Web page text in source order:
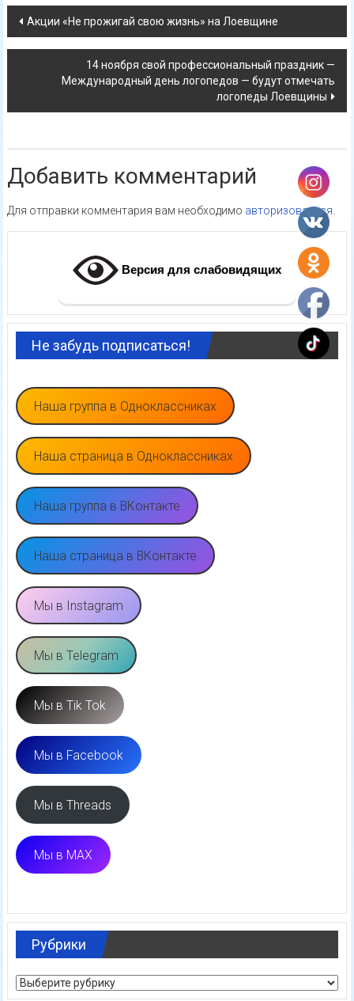
Навигация
по
записям
Акции «Не прожигай свою жизнь» на Лоевщине
14 ноября свой профессиональный праздник —
Международный день логопедов — будут отмечать
логопеды Лоевщины
Добавить комментарий
Для отправки комментария вам необходимо авторизоваться
Версия для слабовидящих
Не забудь подписаться!
Наша группа в Одноклассниках
Наша страница в Одноклассниках
Наша группа в ВКонтакте
Наша страница в ВКонтакте
Мы в Instagram
Мы в Telegram
Мы в Tik Tok
Мы в Facebook
Мы в Threads
Мы в MAX
Рубрики
Рубрики